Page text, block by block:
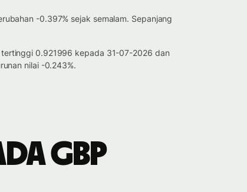
-0.397% sejak semalam. Sepanjang
0.921996 kepada 31-07-2026 dan
nilai -0.243%.
GBP